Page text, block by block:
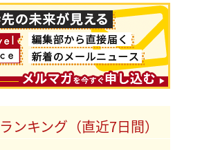
ランキング（直近7日間）